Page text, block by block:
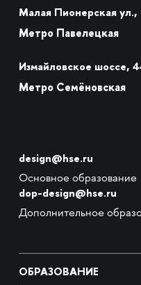
Малая Пионерская ул.,
Метро Павелецкая
Измайловское шоссе,
Метро Семёновская
design@hse.ru
Основное образование
dop-design@hse.ru
Дополнительное
ОБРАЗОВАНИЕ